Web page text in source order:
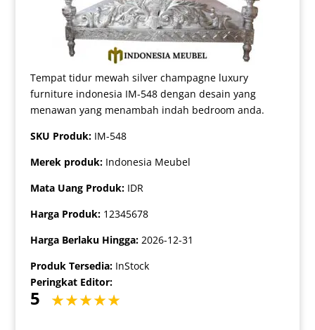
Tempat tidur mewah silver champagne luxury
furniture indonesia IM-548 dengan desain yang
menawan yang menambah indah bedroom anda.
SKU Produk: IM-548
Merek produk: Indonesia Meubel
Mata Uang Produk: IDR
Harga Produk: 12345678
Harga Berlaku Hingga: 2026-12-31
Produk Tersedia: InStock
Peringkat Editor:
5